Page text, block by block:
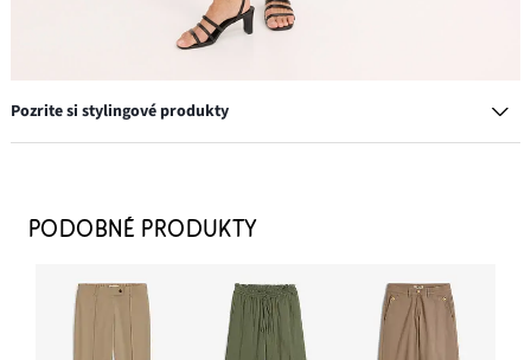
Pozrite si stylingové produkty
13,99 €
Sandále
16,99 €
PODOBNÉ PRODUKTY